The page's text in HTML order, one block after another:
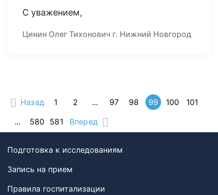
С уважением,
Цинин Олег Тихонович г. Нижний Новгород
Назад 1 2 ... 97 98 99 100
101
...
580 581 Вперед
Подготовка к исследованиям
Запись на прием
Правила госпитализации